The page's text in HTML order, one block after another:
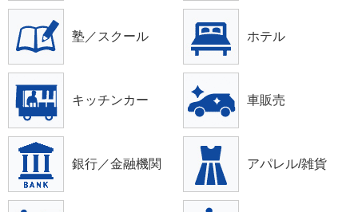
塾／スクール ホテル
キッチンカー 車販売
銀行／金融機関 アパレル/雑貨